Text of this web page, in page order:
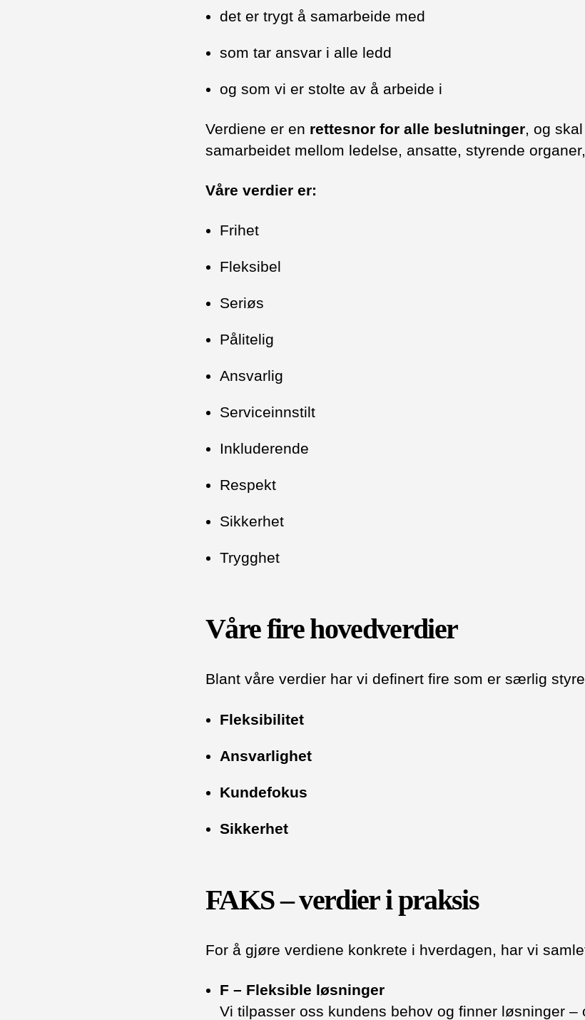
det er trygt å samarbeide med
som tar ansvar i alle ledd
og som vi er stolte av å arbeide i
Verdiene er en rettesnor for alle beslutninger, og
samarbeidet mellom ledelse, ansatte, styrende
Våre verdier er:
Frihet
Fleksibel
Seriøs
Pålitelig
Ansvarlig
Serviceinnstilt
Inkluderende
Respekt
Sikkerhet
Trygghet
Våre fire hovedverdier
Blant våre verdier har vi definert fire som er særlig
Fleksibilitet
Ansvarlighet
Kundefokus
Sikkerhet
FAKS – verdier i praksis
For å gjøre verdiene konkrete i hverdagen, har vi
F – Fleksible løsninger
Vi tilpasser oss kundens behov og finner løsninger –